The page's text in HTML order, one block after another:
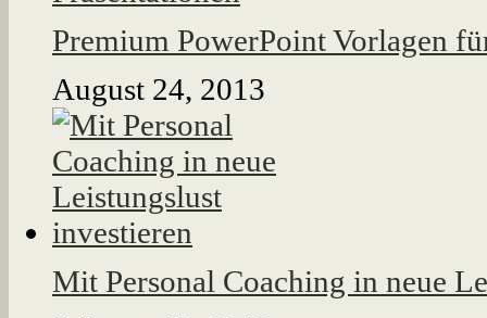
Premium PowerPoint Vorlagen
August 24, 2013
Mit Personal Coaching in neue